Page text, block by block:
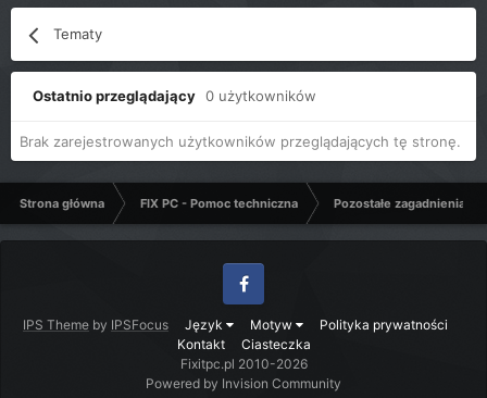
Tematy
Ostatnio przeglądający 0 użytkowników
Brak zarejestrowanych użytkowników przeglądających tę stronę.
Strona główna FIX PC - Pomoc techniczna Pozostałe zagadnienia
IPS Theme by IPSFocus Język Motyw
Polityka prywatności
Kontakt
Ciasteczka
Facebook
Fixitpc.pl 2010-2026
Powered by Invision Community